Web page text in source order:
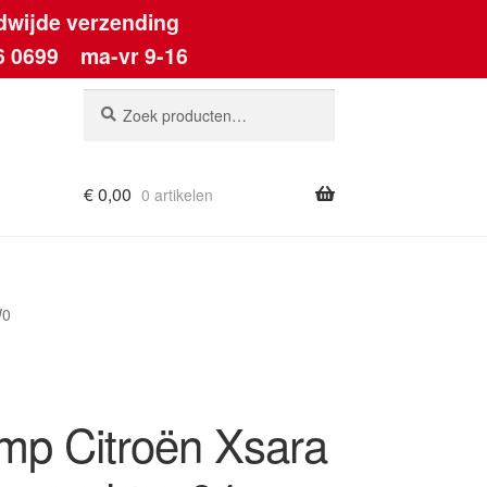
verzending
0699 ma-vr 9-16
naar:
€0,00 0 artikelen
Citroën Xsara